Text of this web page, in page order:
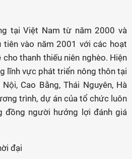
tại Việt Nam từ năm 2000 và
vào năm 2001 với các hoạt
thanh thiếu niên nghèo. Hiện
lĩnh vực phát triển nông thôn tại
Cao Bằng, Thái Nguyên, Hà
trình, dự án của tổ chức luôn
đồng người hưởng lợi đánh giá
đại